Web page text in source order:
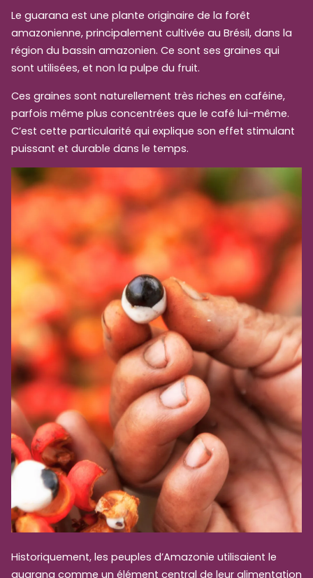
Le guarana est une plante originaire de la forêt
amazonienne, principalement cultivée au Brésil, dans la
région du bassin amazonien. Ce sont ses graines qui
sont utilisées, et non la pulpe du fruit.
Ces graines sont naturellement très riches en caféine,
parfois même plus concentrées que le café lui-même.
C’est cette particularité qui explique son effet stimulant
puissant et durable dans le temps.
Historiquement, les peuples d’Amazonie utilisaient le
guarana comme un élément central de leur alimentation